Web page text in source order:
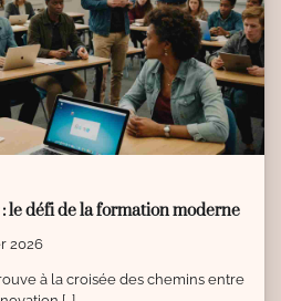
le défi de la formation moderne
2026
à la croisée des chemins entre